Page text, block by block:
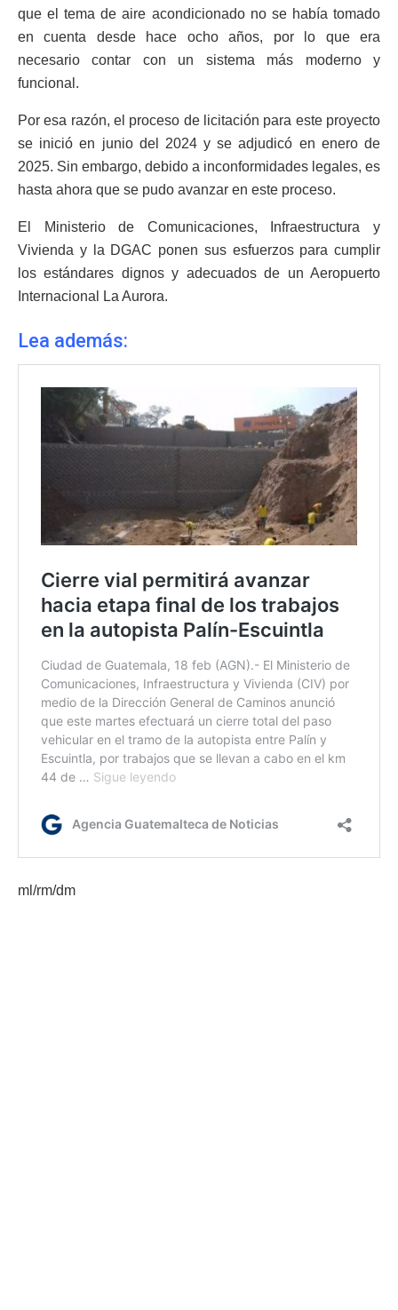
que el tema de aire acondicionado no se había tomado
en cuenta desde hace ocho años, por lo que era
necesario contar con un sistema más moderno y
funcional.
Por esa razón, el proceso de licitación para este proyecto
se inició en junio del 2024 y se adjudicó en enero de
2025. Sin embargo, debido a inconformidades legales, es
hasta ahora que se pudo avanzar en este proceso.
El Ministerio de Comunicaciones, Infraestructura y
Vivienda y la DGAC ponen sus esfuerzos para cumplir
los estándares dignos y adecuados de un Aeropuerto
Internacional La Aurora.
Lea además:
ml/rm/dm